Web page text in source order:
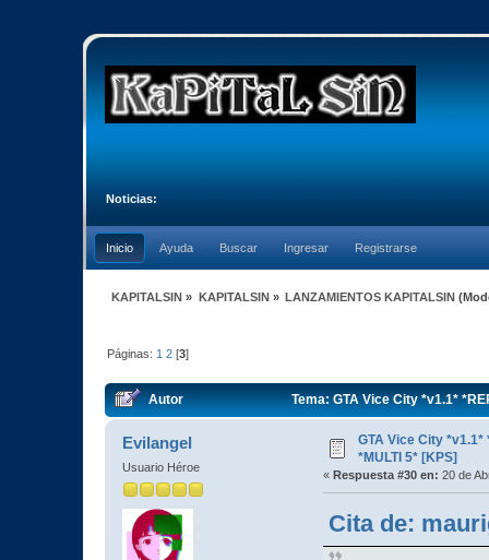
Noticias:
Inicio Ayuda Buscar Ingresar Registrarse
KAPITALSIN » KAPITALSIN» LANZAMIENTOS KAPITALSIN
Páginas: 1 2 [3]
Autor Tema: GTA Vice City *v1.1*
Evilangel
Usuario Héroe
GTA Vice City *v1.1*
*MULTI 5* [KPS]
« Respuesta #30 en: 20 de
Cita de: